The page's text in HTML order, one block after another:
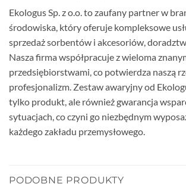
Ekologus Sp. z o.o. to zaufany partner w
środowiska, który oferuje kompleksowe
sprzedaż sorbentów i akcesoriów,
Nasza firma współpracuje z wieloma
przedsiębiorstwami, co potwierdza naszą
profesjonalizm. Zestaw awaryjny od
tylko produkt, ale również gwarancja
sytuacjach, co czyni go niezbędnym
każdego zakładu przemysłowego.
PODOBNE PRODUKTY